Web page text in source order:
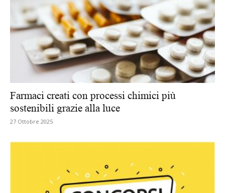
Farmaci creati con processi chimici più
sostenibili grazie alla luce
27 Ottobre 2025